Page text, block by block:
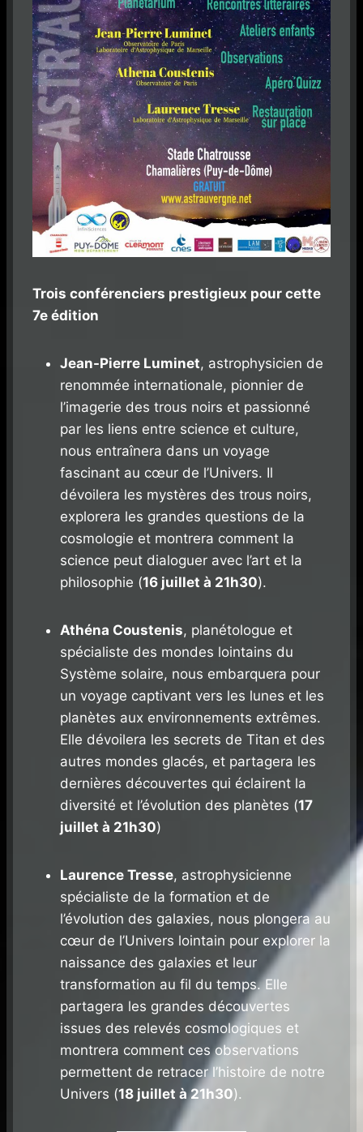
Trois conférenciers prestigieux pour cette
7e édition
Jean-Pierre Luminet, astrophysicien de
renommée internationale, pionnier de
l’imagerie des trous noirs et passionné
par les liens entre science et culture,
nous entraînera dans un voyage
fascinant au cœur de l’Univers. Il
dévoilera les mystères des trous noirs,
explorera les grandes questions de la
cosmologie et montrera comment la
science peut dialoguer avec l’art et la
philosophie (16 juillet à 21h30).
Athéna Coustenis, planétologue et
spécialiste des mondes lointains du
Système solaire, nous embarquera pour
un voyage captivant vers les lunes et les
planètes aux environnements extrêmes.
Elle dévoilera les secrets de Titan et des
autres mondes glacés, et partagera les
dernières découvertes qui éclairent la
diversité et l’évolution des planètes (17
juillet à 21h30)
Laurence Tresse, astrophysicienne
spécialiste de la formation et de
l’évolution des galaxies, nous plongera au
cœur de l’Univers lointain pour explorer la
naissance des galaxies et leur
transformation au fil du temps. Elle
partagera les grandes découvertes
issues des relevés cosmologiques et
montrera comment ces observations
permettent de retracer l’histoire de notre
Univers (18 juillet à 21h30).